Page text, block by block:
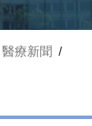
醫療新聞 /